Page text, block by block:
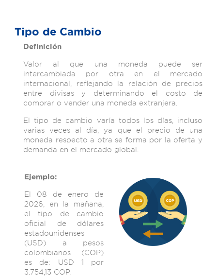
Tipo de Cambio
Definición
Valor al que una moneda puede ser
intercambiada por otra en el mercado
internacional, reflejando la relación de precios
entre divisas y determinando el costo de
comprar o vender una moneda extranjera.
El tipo de cambio varía todos los días, incluso
varias veces al día, ya que el precio de una
moneda respecto a otra se forma por la oferta y
demanda en el mercado global.
Ejemplo:
El 08 de enero de
2026, en la mañana,
el tipo de cambio
oficial de dólares
estadounidenses
(USD) a pesos
colombianos (COP)
es de: USD 1 por
3.754,13 COP.